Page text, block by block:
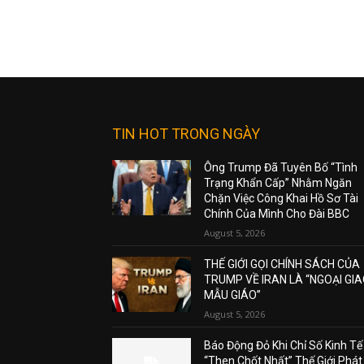
TIN HOT TRONG NGÀY
Ông Trump Đã Tuyên Bố “Tình
Trạng Khẩn Cấp” Nhằm Ngăn
Chặn Việc Công Khai Hồ Sơ Tài
Chính Của Mình Cho Đài BBC
August 5, 2026
THẾ GIỚI GỌI CHÍNH SÁCH CỦA
TRUMP VỀ IRAN LÀ “NGOẠI
MẪU GIÁO”
August 5, 2026
Báo Động Đỏ Khi Chỉ Số Kinh Tế
“Then Chốt Nhất” Thế Giới Phát